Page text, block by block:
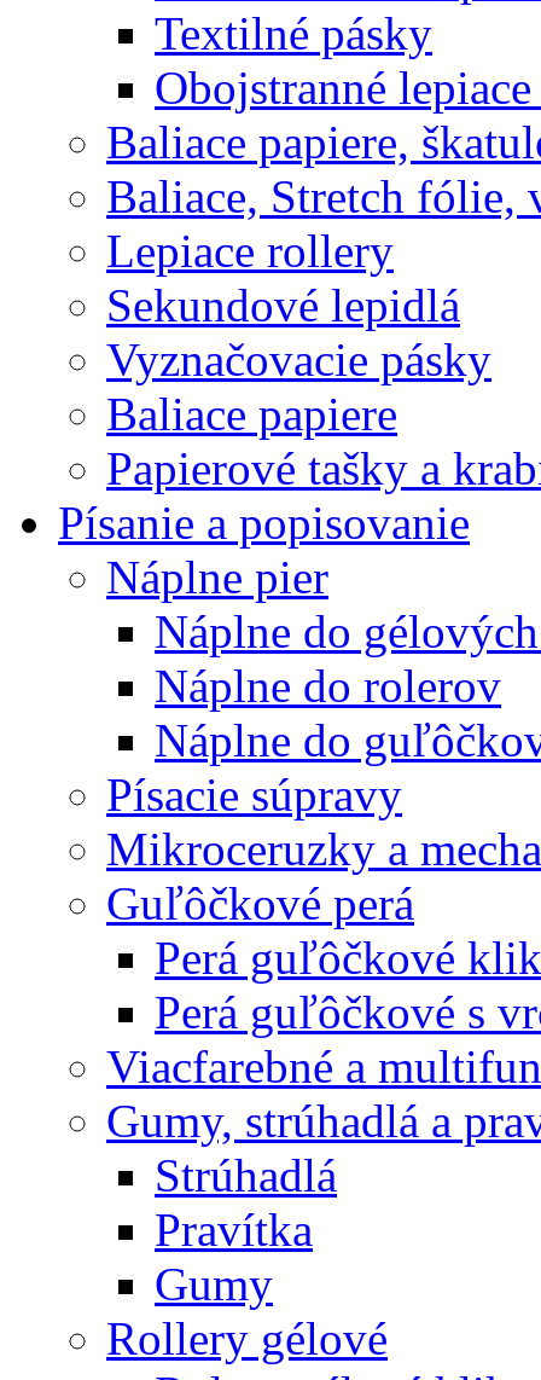
Textilné pásky
Obojstranné
Baliace papiere,
Baliace, Stretch fólie,
Lepiace rollery
Sekundové lepidlá
Vyznačovacie pásky
Baliace papiere
Papierové tašky a
Písanie a popisovanie
Náplne pier
Náplne do
Náplne do rolerov
Náplne do
Písacie súpravy
Mikroceruzky a
Guľôčkové perá
Perá guľôčkové
Perá guľôčkové s
Viacfarebné a
Gumy, strúhadlá a
Strúhadlá
Pravítka
Gumy
Rollery gélové